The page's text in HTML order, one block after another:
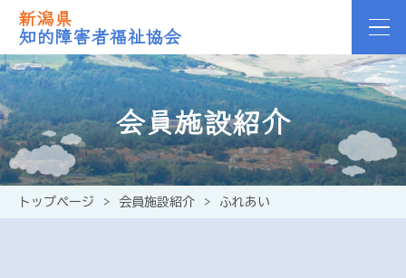
新潟県
知的障害者福祉協会
会員施設紹介
トップページ > 会員施設紹介 > ふれあい